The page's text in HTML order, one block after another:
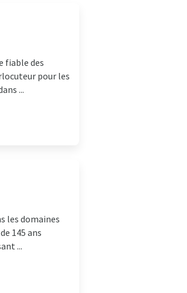
fiable des
pour les
...
les domaines
145 ans
...